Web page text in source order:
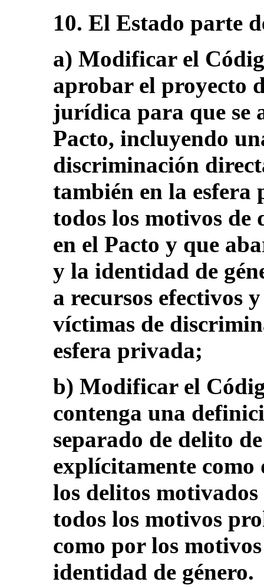
10. El Estado parte
a) Modificar el
aprobar el proyecto
jurídica para que se
Pacto, incluyendo
discriminación
también en la esfera
todos los motivos de
en el Pacto y que
y la identidad de
a recursos efectivos
víctimas de
esfera privada;
b) Modificar el
contenga una
separado de delito
explícitamente
los delitos
todos los motivos
como por los
identidad de género.